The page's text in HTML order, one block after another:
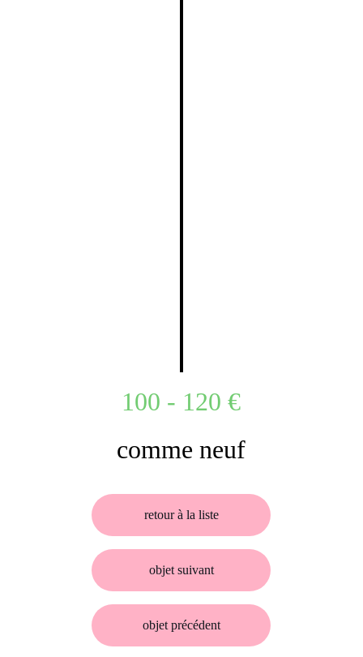
100 - 120 €
retour à la liste
objet suivant
comme neuf
objet précédent